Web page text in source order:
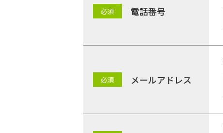
電話番号
メールアドレス